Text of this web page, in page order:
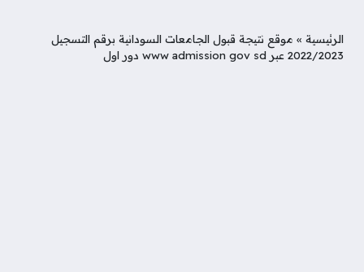
الرئيسية » موقع نتيجة قبول الجامعات السودانية برقم التسجيل
2022/2023 عبر www admission gov sd دور اول